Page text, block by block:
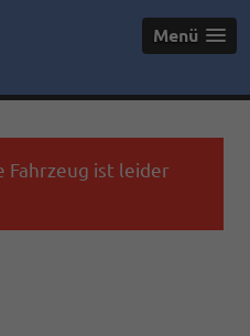
Menü
Fahrzeug ist leider